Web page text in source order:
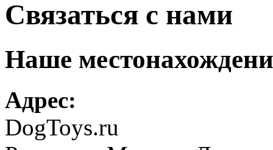
Связаться с нами
Наше
Адрес:
DogToys.ru